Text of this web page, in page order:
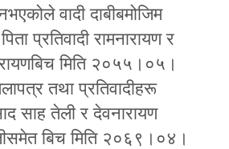
वादी दाबीबमोजिम
प्रतिवादी रामनारायण र
मिति २०५५।०५।
तथा प्रतिवादीहरू
साह तेली र देवनारायण
बिच मिति २०६९।०४।